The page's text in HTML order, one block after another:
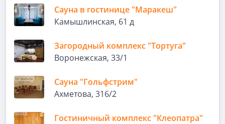
Сауна в гостинице "Маракеш"
Камышлинская, 61 д
Загородный комплекс "Тортуга"
Воронежская, 33/1
Сауна "Гольфстрим"
Ахметова, 316/2
Гостиничный комплекс "Клеопатра"